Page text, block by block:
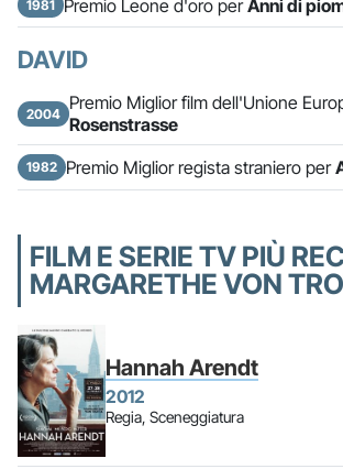
1981 Premio Leone d'oro perAnni di
DAVID
2004
Premio Miglior film dell'Unione
Rosenstrasse
1982 Premio Miglior regista straniero per
FILM E SERIE TV PIÙ
MARGARETHE VON
Hannah Arendt
2012
Regia, Sceneggiatura